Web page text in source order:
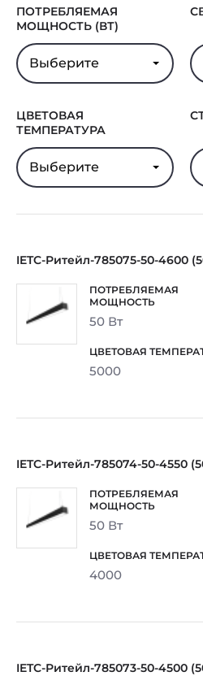
ПОТРЕБЛЯЕМАЯ
МОЩНОСТЬ (ВТ)
Выберите
ЦВЕТОВАЯ
ТЕМПЕРАТУРА
Выберите
IETC-Ритейл-785075-50-4600
50 Вт
5000
IETC-Ритейл-785074-50-4550
50 Вт
4000
IETC-Ритейл-785073-50-4500